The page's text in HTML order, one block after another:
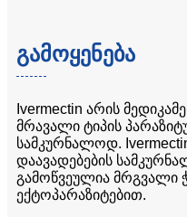
გამოყენება
Ivermectin არის
მრავალი ტიპის
სამკურნალოდ.
დაავადებების
გამოწვეულია მრგვალი
ექტოპარაზიტებით.